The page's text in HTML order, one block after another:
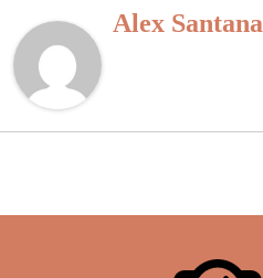
Alex Santana